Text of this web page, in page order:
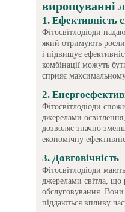
вирощуванні
1. Ефективність
Фітосвітлодіоди
який отримують
і підвищує
комбінації можуть
сприяє
2.
Фітосвітлодіоди
джерелами
дозволяє значно
економічну
3. Довговічність
Фітосвітлодіоди
джерелами світла, що
обслуговування. Вони
піддаються впливу